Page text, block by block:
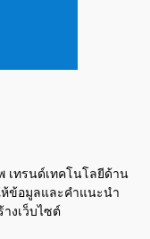
เทรนด์เทคโนโลยีด้าน
ข้อมูลและคำแนะนำ
างเว็บไซต์